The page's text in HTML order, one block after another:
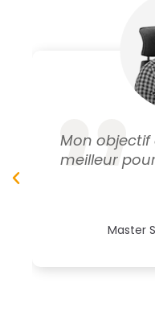
Mon objectif
meilleur
Master